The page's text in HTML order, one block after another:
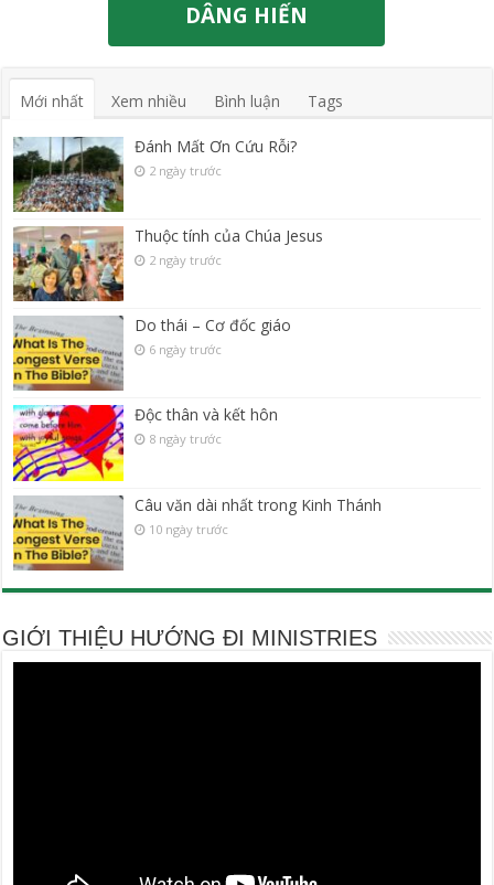
DÂNG HIẾN
Mới nhất Xem nhiều Bình luận Tags
Đánh Mất Ơn Cứu Rỗi?
2 ngày trước
Thuộc tính của Chúa Jesus
2 ngày trước
Do thái – Cơ đốc giáo
6 ngày trước
Độc thân và kết hôn
8 ngày trước
Câu văn dài nhất trong Kinh Thánh
10 ngày trước
GIỚI THIỆU HƯỚNG ĐI MINISTRIES